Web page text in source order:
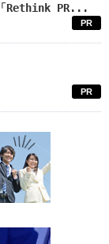
「Rethink PR...
PR
PR